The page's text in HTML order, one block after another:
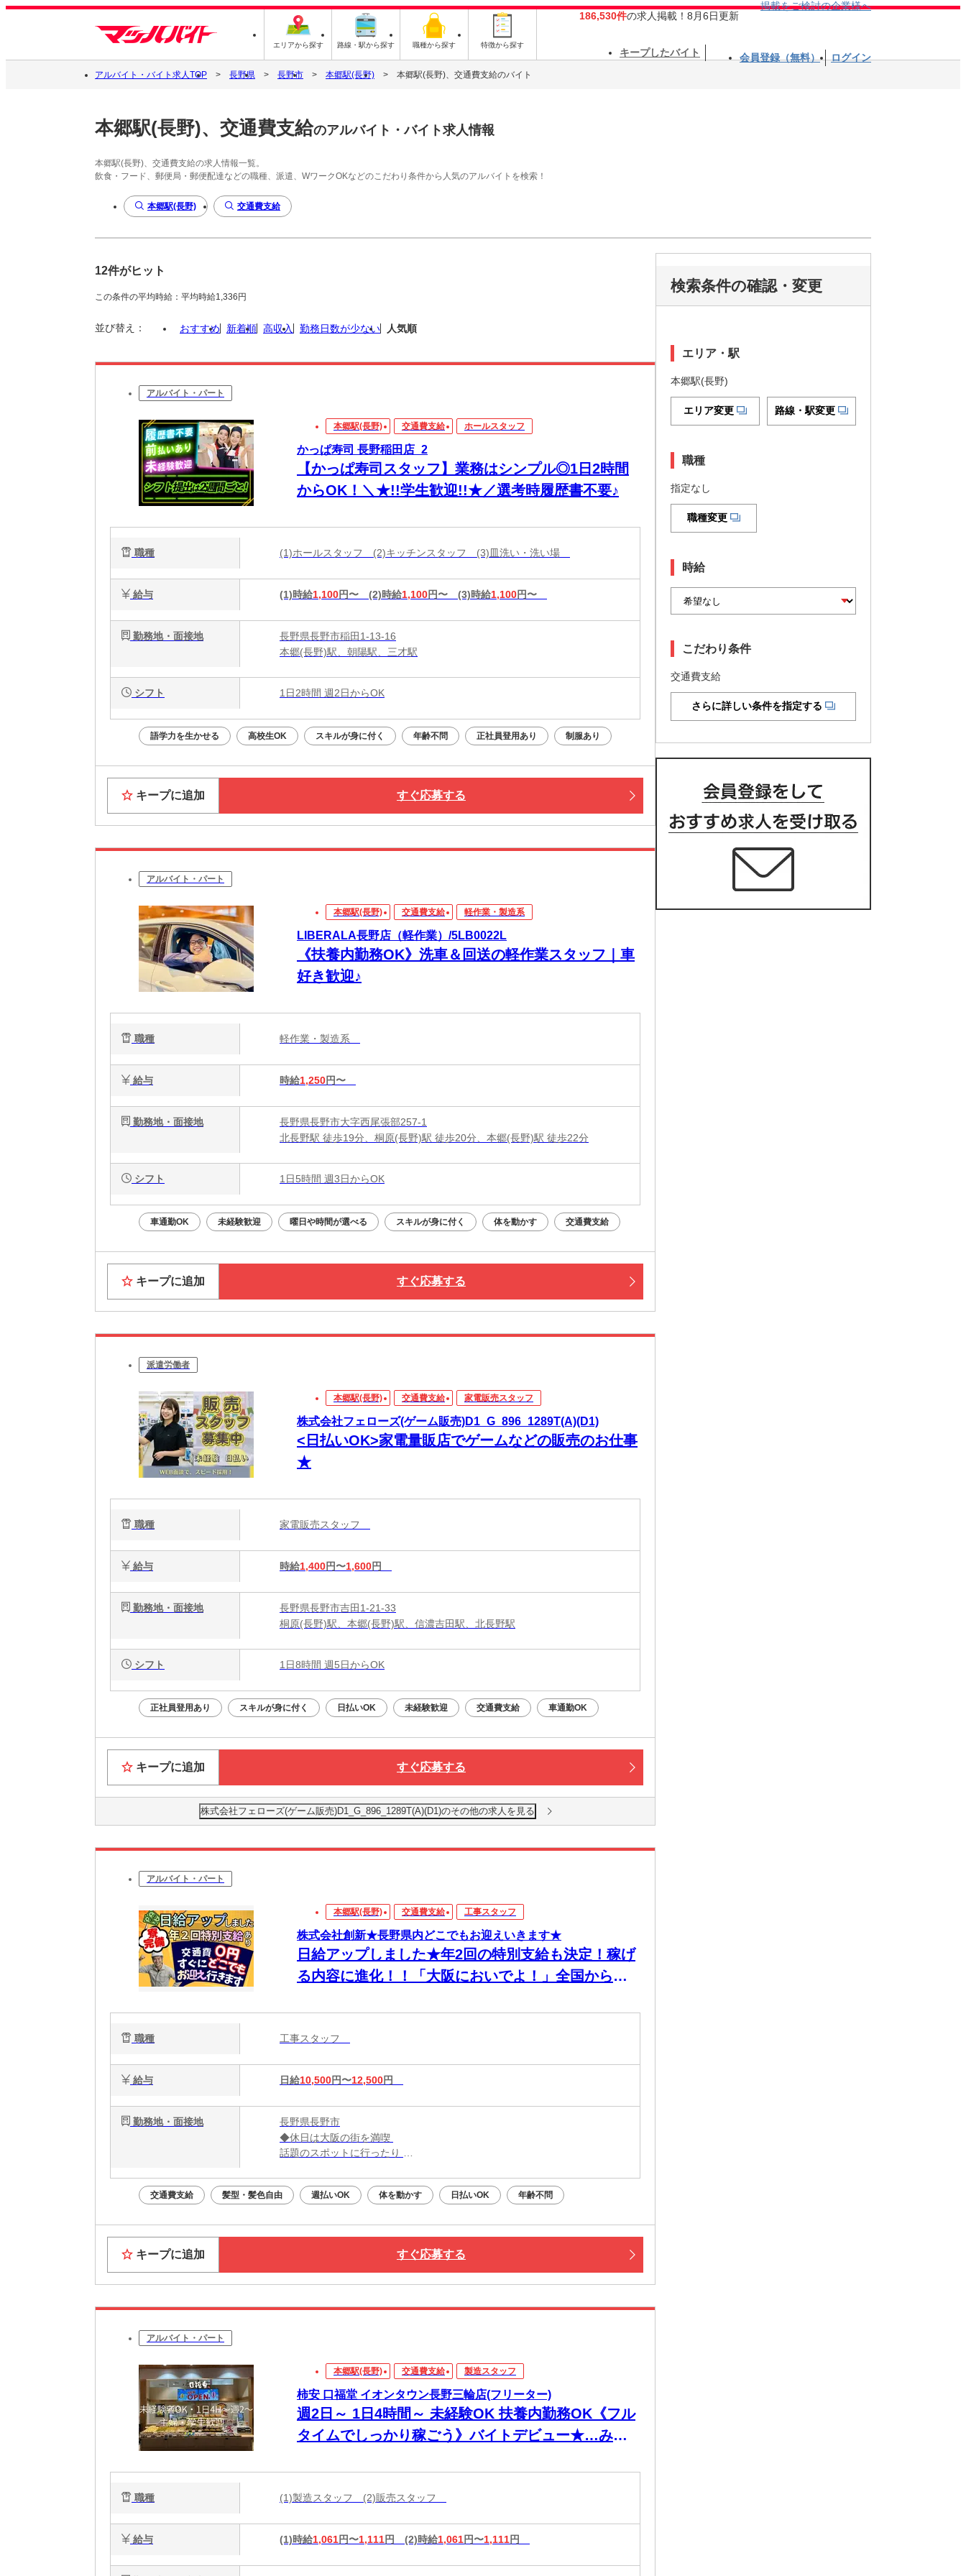
エリアから探す 路線・駅から探す 職種から探す 特徴から探す
186,530件の求人掲載！8月6日更新
掲載をご検討の企業様へ
キープしたバイト 会員登録（無料） ログイン
アルバイト・バイト求人TOP 長野県 長野市 本郷駅(長野) 本郷駅(長野)、交通費支給のバイト
本郷駅(長野)、交通費支給のアルバイト・バイト求人情報
本郷駅(長野)、交通費支給の求人情報一覧。
飲食・フード、郵便局・郵便配達などの職種、派遣、WワークOKなどのこだわり条件から人気のアルバイトを検索！
本郷駅(長野) 交通費支給
12件がヒット
この条件の平均時給：平均時給1,336円
並び替え： おすすめ 新着順 高収入 勤務日数が少ない 人気順
アルバイト・パート
本郷駅(長野) 交通費支給 ホールスタッフ
かっぱ寿司 長野稲田店_2
【かっぱ寿司スタッフ】業務はシンプル◎1日2時間
からOK！＼★!!学生歓迎!!★／選考時履歴書不要♪
職種 (1)ホールスタッフ (2)キッチンスタッフ (3)皿洗い・洗い場
給与 (1)時給1,100円〜 (2)時給1,100円〜 (3)時給1,100円〜
勤務地・面接地
長野県長野市稲田1-13-16
本郷(長野)駅、朝陽駅、三才駅
シフト 1日2時間 週2日からOK
語学力を生かせる 高校生OK スキルが身に付く 年齢不問 正社員登用あり 制服あり
キープに追加 すぐ応募する
アルバイト・パート
本郷駅(長野) 交通費支給 軽作業・製造系
LIBERALA長野店（軽作業）/5LB0022L
《扶養内勤務OK》洗車＆回送の軽作業スタッフ｜車
好き歓迎♪
職種 軽作業・製造系
給与 時給1,250円〜
勤務地・面接地
長野県長野市大字西尾張部257-1
北長野駅 徒歩19分、桐原(長野)駅 徒歩20分、本郷(長野)駅 徒歩22分
シフト 1日5時間 週3日からOK
車通勤OK 未経験歓迎 曜日や時間が選べる スキルが身に付く 体を動かす 交通費支給
キープに追加 すぐ応募する
派遣労働者
本郷駅(長野) 交通費支給 家電販売スタッフ
株式会社フェローズ(ゲーム販売)D1_G_896_1289T(A)(D1)
<日払いOK>家電量販店でゲームなどの販売のお仕事
★
職種 家電販売スタッフ
給与 時給1,400円〜1,600円
勤務地・面接地
長野県長野市吉田1-21-33
桐原(長野)駅、本郷(長野)駅、信濃吉田駅、北長野駅
シフト 1日8時間 週5日からOK
正社員登用あり スキルが身に付く 日払いOK 未経験歓迎 交通費支給 車通勤OK
キープに追加 すぐ応募する
株式会社フェローズ(ゲーム販売)D1_G_896_1289T(A)(D1)のその他の求人を見る
アルバイト・パート
本郷駅(長野) 交通費支給 工事スタッフ
株式会社創新★長野県内どこでもお迎えいきます★
日給アップしました★年2回の特別支給も決定！稼げ
る内容に進化！！「大阪においでよ！」全国からス
職種 工事スタッフ
給与 日給10,500円〜12,500円
勤務地・面接地
長野県長野市
◆休日は大阪の街を満喫
話題のスポットに行ったり
＼大阪で新生活はじめよう！／
★全国どこからでも応募OK！
お近くまでお迎えに行きますよ！
★すぐに住める【寮完備】
大阪の中心地までスグ！
観光・グルメ・ショッピングも満喫できます。
6月には新しい寮もOPENしました！
大阪で「働く・暮らす・楽しむ」全部叶います！
交通費支給 髪型・髪色自由 週払いOK 体を動かす 日払いOK 年齢不問
キープに追加 すぐ応募する
アルバイト・パート
本郷駅(長野) 交通費支給 製造スタッフ
柿安 口福堂 イオンタウン長野三輪店(フリーター)
週2日～ 1日4時間～ 未経験OK 扶養内勤務OK《フル
タイムでしっかり稼ごう》バイトデビュー★…みん
職種 (1)製造スタッフ (2)販売スタッフ
給与 (1)時給1,061円〜1,111円 (2)時給1,061円〜1,111円
検索条件の確認・変更
エリア・駅
本郷駅(長野)
エリア変更 路線・駅変更
職種
指定なし
職種変更
時給
こだわり条件
交通費支給
さらに詳しい条件を指定する